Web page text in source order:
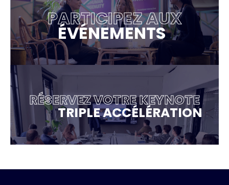
PARTICIPEZ AUX
ÉVÉNEMENTS
RÉSERVEZ VOTRE KEYNOTE
TRIPLE ACCÉLÉRATION